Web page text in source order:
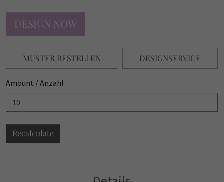
DESIGN NOW
MUSTER BESTELLEN DESIGNSERVICE
Amount / Anzahl
Recalculate